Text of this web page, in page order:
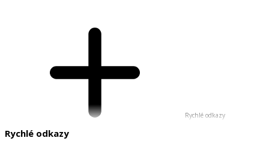
Rychlé odkazy
Rychlé odkazy